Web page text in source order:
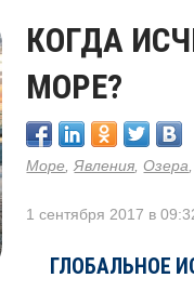
КОГДА
МОРЕ?
Море ,Явления Озера
1 сентября 2017 в
ГЛОБАЛЬНОЕ